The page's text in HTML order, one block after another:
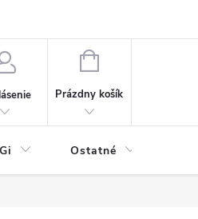
NÁKUPNÝ
Prázdny košík
Ostatné